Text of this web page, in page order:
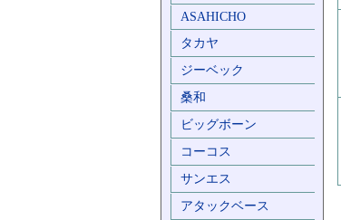
ASAHICHO
タカヤ
ジーベック
桑和
ビッグボーン
コーコス
サンエス
アタックベース